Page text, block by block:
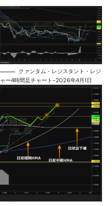
クァンタム・レジスタント・レジ
ャー4時間足チャート-2026年4月1日